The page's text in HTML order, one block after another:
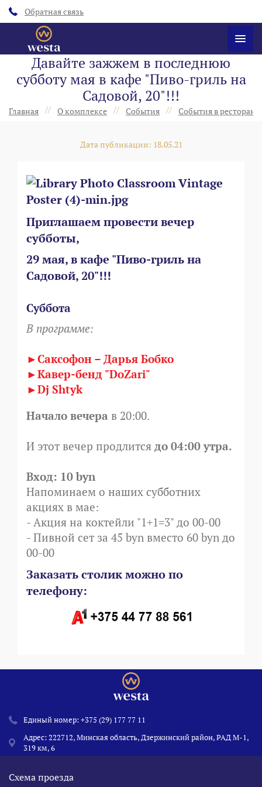
Обратная связь
Давайте зажжем в последнюю
субботу мая в кафе "Пиво-гриль на
Садовой, 20"!!!
Главная // О комплексе // События // События в
Дата публикации: 18.05.21
Приглашаем провести вечер
субботы,
29 мая, в кафе "Пиво-гриль на
Садовой, 20"!!!
Суббота
В программе:
►Саксофон – Дарья Бобко
►Кавер-бенд "DoZari"
►Dj Shtyk
Начало вечера в 20:00.
И этот вечер продлится до 04:00 утра.
Вход: 10 byn
Напоминаем о наших субботних
акциях в мае:
- Акция на коктейли "1+1=3" до 00-00
- Пивной сет за 45 byn вместо 60 byn до
00-00
Заказать столик можно по
телефону:
Единый номер:+375 (29) 177 77 11
Адрес: 222712, Минская область, Дзержинский район, РАД М-1,
319 км, 6
Схема проезда